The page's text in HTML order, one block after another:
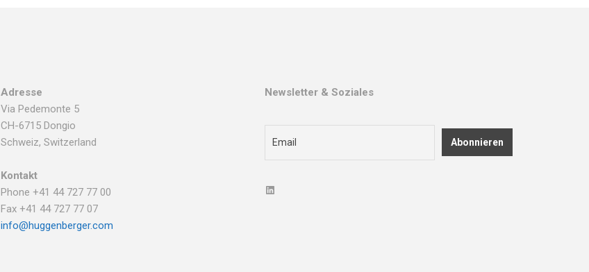
Adresse
Via Pedemonte 5
CH-6715 Dongio
Schweiz, Switzerland
Kontakt
Phone +41 44 727 77 00
Fax +41 44 727 77 07
info@huggenberger.com
Newsletter & Soziales